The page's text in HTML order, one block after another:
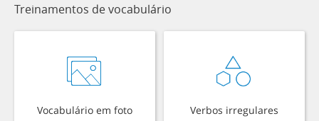
Treinamentos de vocabulário
Vocabulário em foto Verbos irregulares